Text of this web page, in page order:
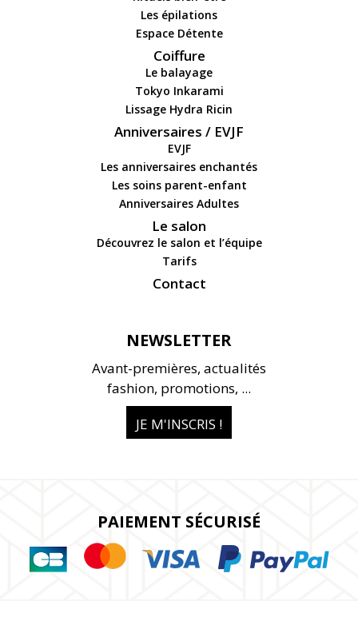
Les épilations
Espace Détente
Coiffure
Le balayage
Tokyo Inkarami
Lissage Hydra Ricin
Anniversaires / EVJF
EVJF
Les anniversaires enchantés
Les soins parent-enfant
Anniversaires Adultes
Le salon
Découvrez le salon et l’équipe
Tarifs
Contact
NEWSLETTER
Avant-premières, actualités
fashion, promotions, ...
JE M'INSCRIS !
PAIEMENT SÉCURISÉ